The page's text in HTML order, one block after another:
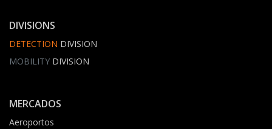
DIVISIONS
DETECTION DIVISION
MOBILITY DIVISION
MERCADOS
Aeroportos